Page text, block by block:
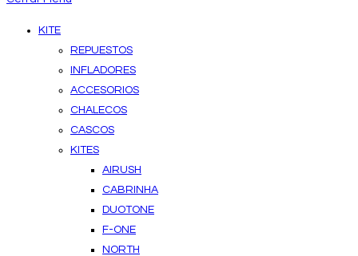
KITE
REPUESTOS
INFLADORES
ACCESORIOS
CHALECOS
CASCOS
KITES
AIRUSH
CABRINHA
DUOTONE
F-ONE
NORTH